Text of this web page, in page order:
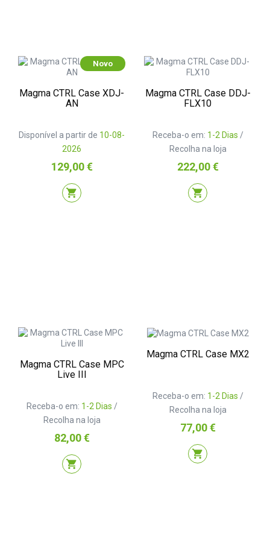
Novo
Magma CTRL Case XDJ-
AN
Disponível a partir de 10-08-
2026
Preço
129,00 €
shopping_cart
Magma CTRL Case DDJ-
FLX10
Receba-o em: 1-2 Dias /
Recolha na loja
Preço
222,00 €
shopping_cart
Magma CTRL Case MPC
Live III
Receba-o em: 1-2 Dias /
Recolha na loja
Preço
82,00 €
shopping_cart
Magma CTRL Case MX2
Receba-o em: 1-2 Dias /
Recolha na loja
Preço
77,00 €
shopping_cart